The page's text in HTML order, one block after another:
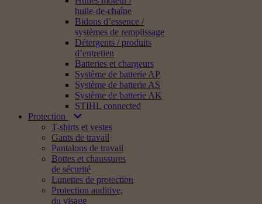
huile-de-chaîne
Bidons d’essence /
systèmes de remplissage
Détergents / produits
d’entretien
Batteries et chargeurs
Système de batterie AP
Système de batterie AS
Système de batterie AK
STIHL connected
Protection
T-shirts et vestes
Gants de travail
Pantalons de travail
Bottes et chaussures
de sécurité
Lunettes de protection
Protection auditive,
du visage